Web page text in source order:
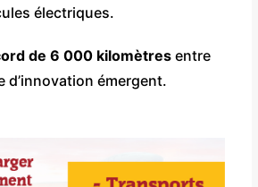
électriques.
de 6 000 kilomètres entre
d’innovation émergent.